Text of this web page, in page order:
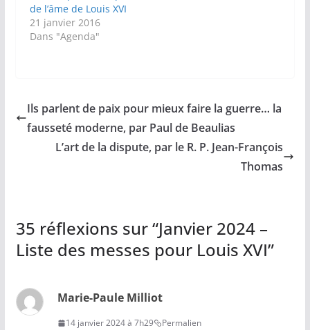
de l’âme de Louis XVI
21 janvier 2016
Dans "Agenda"
Ils parlent de paix pour mieux faire la guerre… la
fausseté moderne, par Paul de Beaulias
L’art de la dispute, par le R. P. Jean-François
Thomas
35 réflexions sur “Janvier 2024 –
Liste des messes pour Louis XVI”
Marie-Paule Milliot
14 janvier 2024 à 7h29 Permalien